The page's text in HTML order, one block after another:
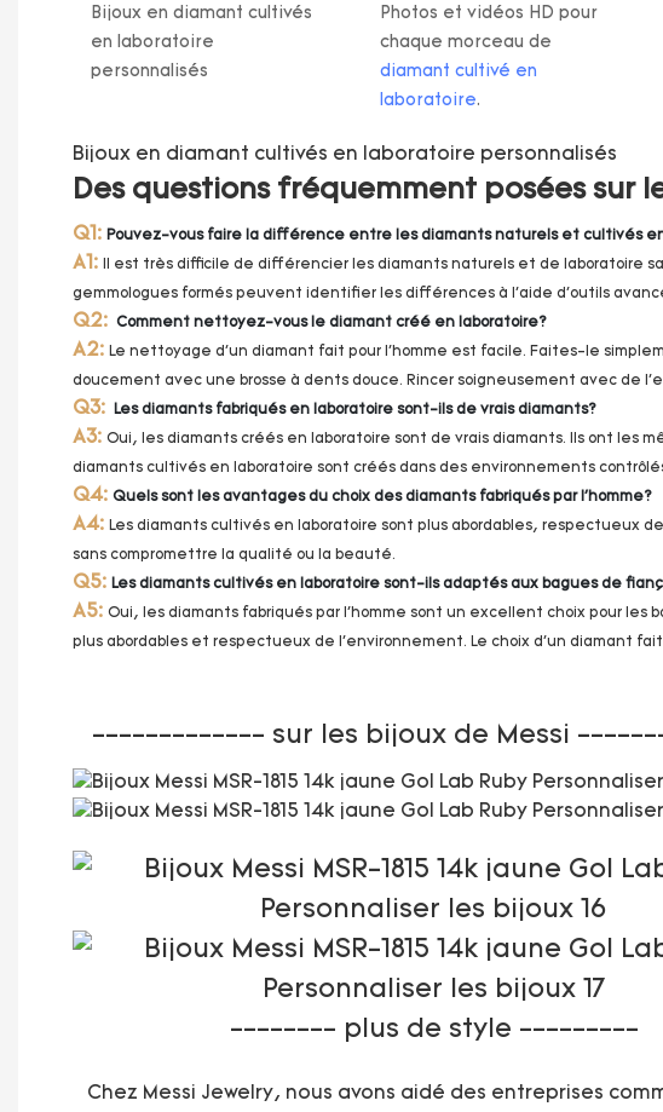
Bijoux en diamant cultivés
en laboratoire
personnalisés
Photos et vidéos HD pour
chaque morceau de
diamant cultivé en
laboratoire.
Bijoux en diamant cultivés en laboratoire personnalisés
Des questions fréquemment posées
Q1: Pouvez-vous faire la différence entre les diamants naturels et cultivés
A1:
Il est très difficile de différencier les diamants naturels et de laboratoire
gemmologues formés peuvent identifier les différences à l'aide d'outils
Q2: Comment nettoyez-vous le diamant créé en laboratoire?
A2: Le nettoyage d'un diamant fait pour l'homme est facile. Faites-le
doucement avec une brosse à dents douce. Rincer soigneusement avec de
Q3: Les diamants fabriqués en laboratoire sont-ils de vrais diamants?
A3: Oui, les diamants créés en laboratoire sont de vrais diamants. Ils ont les
diamants cultivés en laboratoire sont créés dans des environnements
Q4: Quels sont les avantages du choix des diamants fabriqués par l'homme?
A4: Les diamants cultivés en laboratoire sont plus abordables,
sans compromettre la qualité ou la beauté.
Q5: Les diamants cultivés en laboratoire sont-ils adaptés aux bagues de
A5: Oui, les diamants fabriqués par l'homme sont un excellent choix pour
plus abordables et respectueux de l'environnement. Le choix d'un diamant
------------- sur les bijoux de Messi
-------- plus de style ---------
Chez Messi Jewelry, nous avons aidé des entreprises